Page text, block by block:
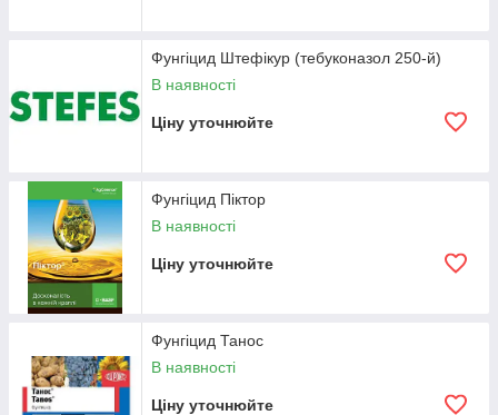
Фунгіцид Штефікур (тебуконазол 250-й)
В наявності
Ціну уточнюйте
Фунгіцид Піктор
В наявності
Ціну уточнюйте
Фунгіцид Танос
В наявності
Ціну уточнюйте